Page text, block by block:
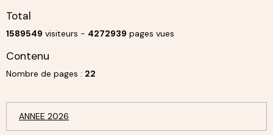
Total
1589549 visiteurs - 4272939 pages vues
Contenu
Nombre de pages : 22
ANNEE 2026